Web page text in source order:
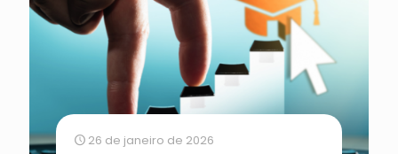
26 de janeiro de 2026